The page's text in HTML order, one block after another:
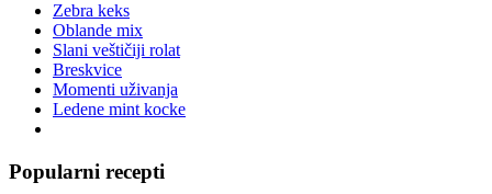
Zebra keks
Oblande mix
Slani veštičiji rolat
Breskvice
Momenti uživanja
Ledene mint kocke
Popularni recepti